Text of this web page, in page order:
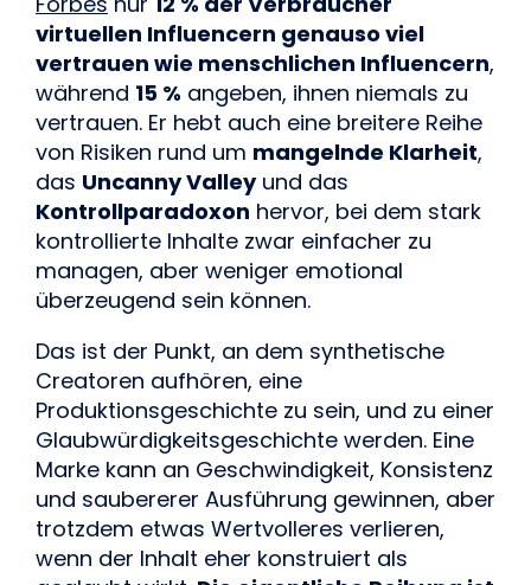
virtuellen Influencern genauso viel
vertrauen wie menschlichen Influencern,
während 15 % angeben, ihnen niemals zu
vertrauen. Er hebt auch eine breitere Reihe
von Risiken rund um mangelnde Klarheit,
das Uncanny Valleyund das
Kontrollparadoxon hervor, bei dem stark
kontrollierte Inhalte zwar einfacher zu
managen, aber weniger emotional
überzeugend sein können.
Das ist der Punkt, an dem synthetische
Creatoren aufhören, eine
Produktionsgeschichte zu sein, und zu einer
Glaubwürdigkeitsgeschichte werden. Eine
Marke kann an Geschwindigkeit, Konsistenz
und saubererer Ausführung gewinnen, aber
trotzdem etwas Wertvolleres verlieren,
wenn der Inhalt eher konstruiert als